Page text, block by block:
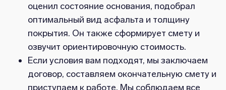
оценил состояние основания, подобрал
оптимальный вид асфальта и толщину
покрытия. Он также сформирует смету и
озвучит ориентировочную стоимость.
Если условия вам подходят, мы заключаем
договор, составляем окончательную смету и
приступаем к работе. Мы соблюдаем все